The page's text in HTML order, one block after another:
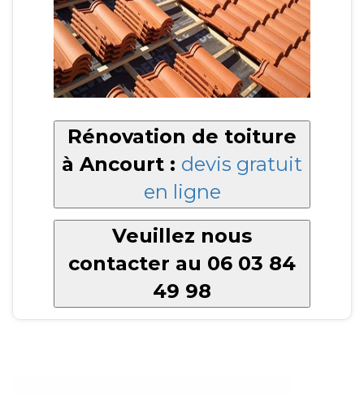
Rénovation de toiture
à Ancourt : devis gratuit
en ligne
Veuillez nous
contacter au 06 03 84
49 98